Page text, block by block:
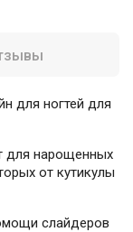
для ногтей для
для нарощенных
от кутикулы
слайдеров